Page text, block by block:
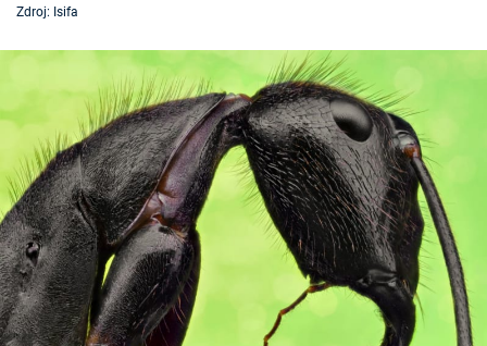
Časopis
Sledujte prima+
Přihlášení
Sledujte nás
Zdroj: Isifa